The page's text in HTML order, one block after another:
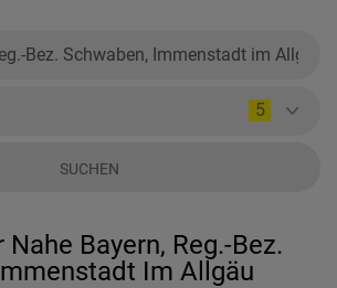
5
SUCHEN
Bayern, Reg.-Bez.
Im Allgäu